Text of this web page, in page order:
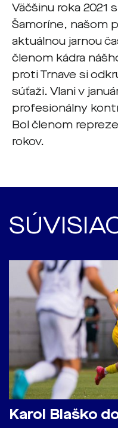
Väčšinu roka 2021
Šamoríne, našom
aktuálnou jarnou
členom kádra
proti Trnave si
súťaži. Vlani v
profesionálny
Bol členom
rokov.
Karol Blaško